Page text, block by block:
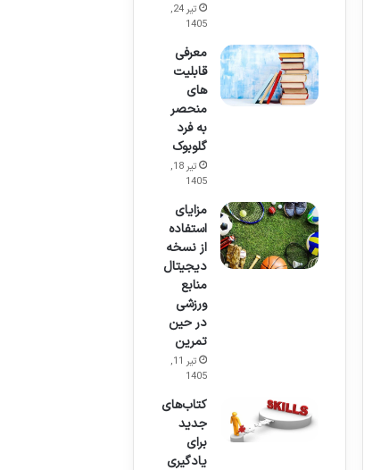
تیر 24,
1405
معرفی
قابلیت
های
منحصر
به فرد
گلوبوک
تیر 18,
1405
مزایای
استفاده
از نسخه
دیجیتال
منابع
ورزشی
در حین
تمرین
تیر 11,
1405
کتاب‌های
جدید
برای
یادگیری